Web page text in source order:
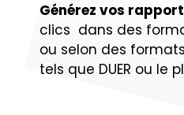
Générez vos
clics dans des
ou selon des
tels que DUER ou le